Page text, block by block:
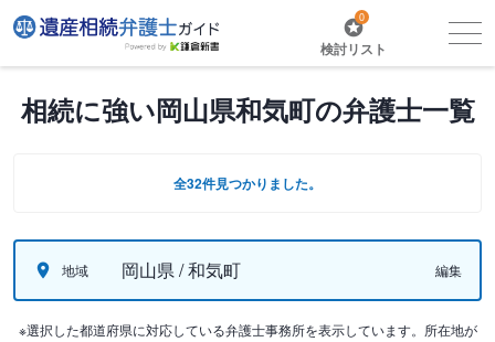
0
検討リスト
相続に強い岡山県和気町の弁護士一覧
全32件見つかりました。
地域 岡山県 / 和気町 編集
※選択した都道府県に対応している弁護士事務所を表示しています。所在地が